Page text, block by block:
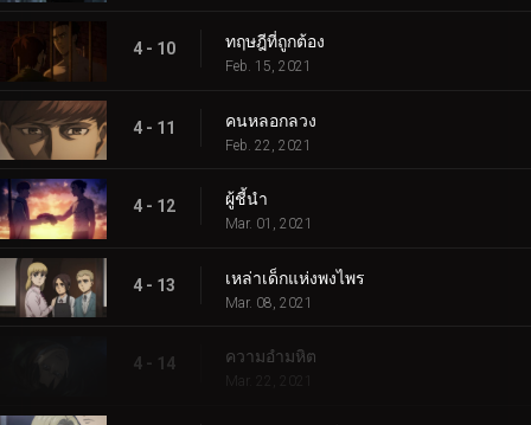
4 - 10 ทฤษฎีที่ถูกต้อง
Feb. 15, 2021
4 - 11 คนหลอกลวง
Feb. 22, 2021
4 - 12 ผู้ชี้นำ
Mar. 01, 2021
4 - 13 เหล่าเด็กแห่งพงไพร
Mar. 08, 2021
4 - 14 ความอำมหิต
Mar. 22, 2021